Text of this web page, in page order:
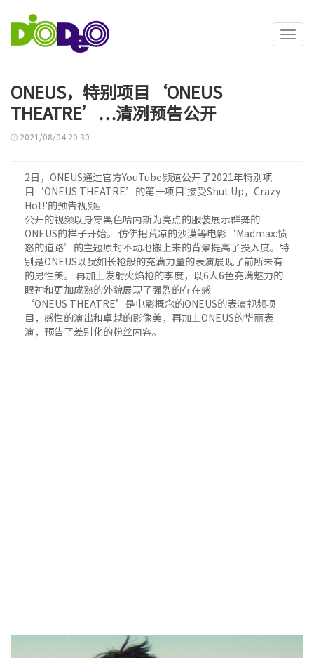
ONEUS，特别项目‘ONEUS
THEATRE’…清冽预告公开
2021/08/04 20:30
2日，ONEUS通过官方YouTube频道公开了2021年特别项
目‘ONEUS THEATRE’的第一项目'接受Shut Up，Crazy
Hot!'的预告视频。
公开的视频以身穿黑色哈内斯为亮点的服装展示群舞的
ONEUS的样子开始。 仿佛把荒凉的沙漠等电影‘Madmax:愤
怒的道路’的主题原封不动地搬上来的背景提高了投入度。特
别是ONEUS以犹如长枪般的充满力量的表演展现了前所未有
的男性美。 再加上发射火焰枪的李度，以6人6色充满魅力的
眼神和更加成熟的外貌展现了强烈的存在感
‘ONEUS THEATRE’是电影概念的ONEUS的表演视频项
目，感性的演出和卓越的影像美，再加上ONEUS的华丽表
演，预告了差别化的粉丝内容。